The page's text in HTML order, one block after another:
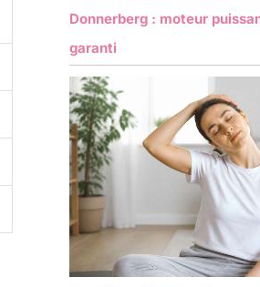
Donnerberg : moteur
garanti